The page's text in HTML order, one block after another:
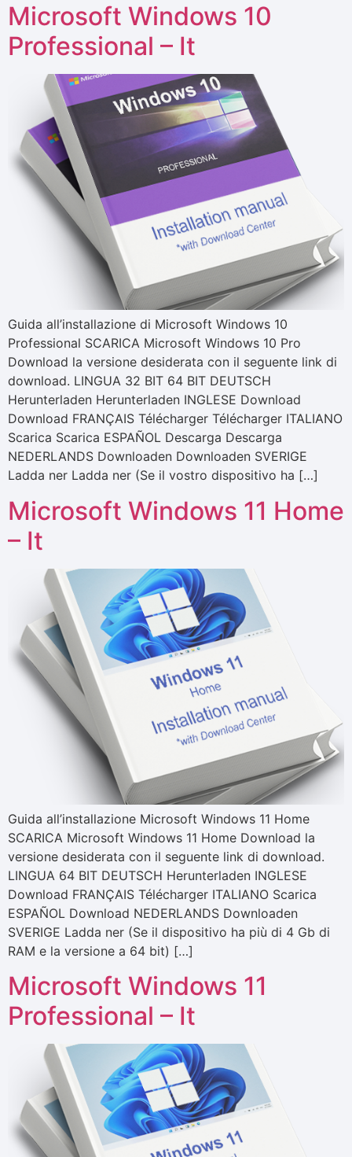
Microsoft Windows 10
Professional – It
Guida all’installazione di Microsoft Windows 10
Professional SCARICA Microsoft Windows 10 Pro
Download la versione desiderata con il seguente link di
download. LINGUA 32 BIT 64 BIT DEUTSCH
Herunterladen Herunterladen INGLESE Download
Download FRANÇAIS Télécharger Télécharger ITALIANO
Scarica Scarica ESPAÑOL Descarga Descarga
NEDERLANDS Downloaden Downloaden SVERIGE
Ladda ner Ladda ner (Se il vostro dispositivo ha […]
Microsoft Windows 11 Home
– It
Guida all’installazione Microsoft Windows 11 Home
SCARICA Microsoft Windows 11 Home Download la
versione desiderata con il seguente link di download.
LINGUA 64 BIT DEUTSCH Herunterladen INGLESE
Download FRANÇAIS Télécharger ITALIANO Scarica
ESPAÑOL Download NEDERLANDS Downloaden
SVERIGE Ladda ner (Se il dispositivo ha più di 4 Gb di
RAM e la versione a 64 bit) […]
Microsoft Windows 11
Professional – It